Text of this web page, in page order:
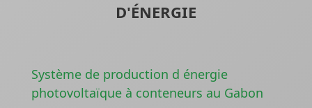
D'ÉNERGIE
Système de production d énergie
photovoltaïque à conteneurs au Gabon